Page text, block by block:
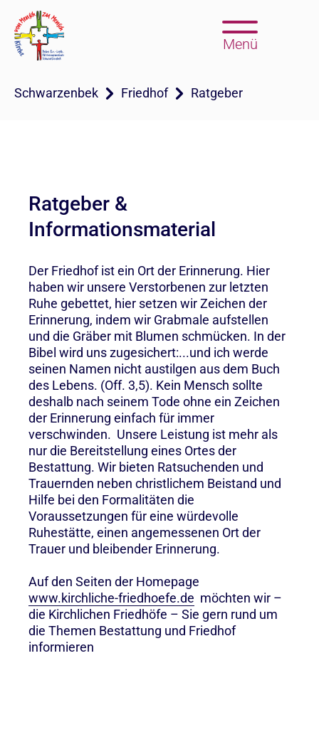
Menü
Schwarzenbek Friedhof Ratgeber
Ratgeber &
Informationsmaterial
Der Friedhof ist ein Ort der Erinnerung. Hier
haben wir unsere Verstorbenen zur letzten
Ruhe gebettet, hier setzen wir Zeichen der
Erinnerung, indem wir Grabmale aufstellen
und die Gräber mit Blumen schmücken. In der
Bibel wird uns zugesichert:...und ich werde
seinen Namen nicht austilgen aus dem Buch
des Lebens. (Off. 3,5). Kein Mensch sollte
deshalb nach seinem Tode ohne ein Zeichen
der Erinnerung einfach für immer
verschwinden. Unsere Leistung ist mehr als
nur die Bereitstellung eines Ortes der
Bestattung. Wir bieten Ratsuchenden und
Trauernden neben christlichem Beistand und
Hilfe bei den Formalitäten die
Voraussetzungen für eine würdevolle
Ruhestätte, einen angemessenen Ort der
Trauer und bleibender Erinnerung.
Auf den Seiten der Homepage
www.kirchliche-friedhoefe.de möchten wir –
die Kirchlichen Friedhöfe – Sie gern rund um
die Themen Bestattung und Friedhof
informieren